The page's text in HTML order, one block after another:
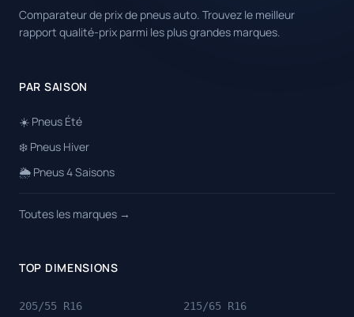
Comparateur de prix de pneus auto. Trouvez le meilleur
rapport qualité-prix parmi les plus grandes marques.
PAR SAISON
☀️ Pneus Été
❄️ Pneus Hiver
🌦️ Pneus 4 Saisons
Toutes les marques →
TOP DIMENSIONS
205/55 R16 215/65 R16